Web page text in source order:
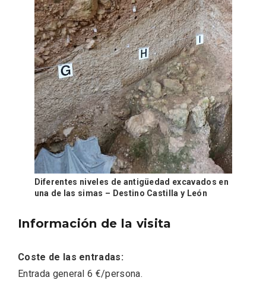
Diferentes niveles de antigüedad excavados en
una de las simas – Destino Castilla y León
Información de la visita
Coste de las entradas:
Entrada general 6 €/persona.
El árbol de Navidad de Fuenterrebollo